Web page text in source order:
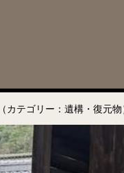
カテゴリー：遺構・復元